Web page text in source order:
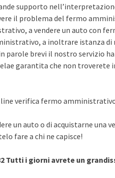
supporto
il problema del fermo
a vendere un auto con
a inoltrare istanza
brevi il nostro servizio
garantita che non troverete
line verifica fermo
un auto o di acquistarne
fare a chi ne capisce!
Tutti i giorni avrete un